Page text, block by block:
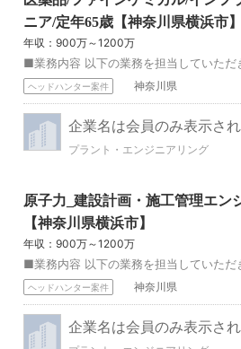
ニア/定年65歳【神奈川県横浜市】
年収：900万～1200万
ヘッドハンター案件 神奈川県
企業名は会員のみ表示さ
プラント・エンジニアリング
原子力_建設計画・施工管理エン
【神奈川県横浜市】
年収：900万～1200万
ヘッドハンター案件 神奈川県
企業名は会員のみ表示さ